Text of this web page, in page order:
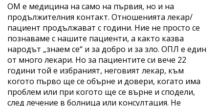
ОМ е медицина на само на първия, но и на
продължителния контакт. Отношенията лекар/
пациент продължават с години. Ние не просто се
познаваме с нашите пациенти, а както казва
народът „знаем се“ и за добро и за зло. ОПЛ е един
от много лекари. Но за пациентите си вече 22
години той е избраният, неговият лекар, към
когото първо ще се обърне и довери, когато има
проблем или при когото ще се върне и сподели,
след лечение в болница или консултация. Не